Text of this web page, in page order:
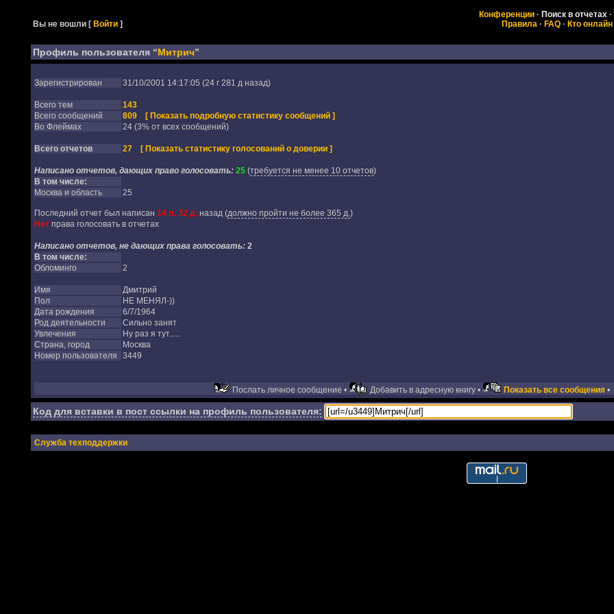
Вы не вошли [Войти ]
Конференции· Поиск в отчетах·
Правила · FAQ · Кто онлайн
Профиль пользователя “Митрич”
Зарегистрирован 31/10/2001 14:17:05 (24 г 281 д назад)
Всего тем
143
Всего сообщений
809
[ Показать подробную статистику сообщений ]
Во Флеймах
24 (3% от всех сообщений)
Всего отчетов 27 [ Показать статистику голосований о доверии ]
Написано отчетов, дающих право голосовать: 25(требуется не менее 10 отчетов)
В том числе:
Москва и область
25
Последний отчет был написан 14 л. 32 д.назад(должно пройти не более 365 д.)
Нетправа голосовать в отчетах
Написано отчетов, не дающих права голосовать: 2
В том числе:
Обломинго
2
Имя
Дмитрий
Пол
НЕ МЕНЯЛ-))
Дата рождения
6/7/1964
Род деятельности
Сильно занят
Увлечения
Ну раз я тут.....
Страна, город
Москва
Номер пользователя
3449
Послать личное сообщение • Добавить в адресную книгу • Показать все сообщения•
Код для вставки в пост ссылки на профиль пользователя:
Служба техподдержки